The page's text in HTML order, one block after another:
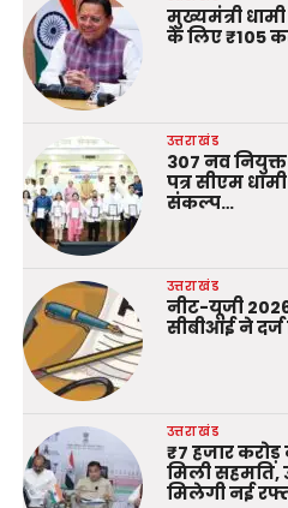
मुख्यमंत्री
के लिए ₹105
उत्तराखंड
307 नव नियुक्त
पत्र सीएम
संकल्प…
उत्तराखंड
नीट-यूजी
सीबीआई ने
उत्तराखंड
₹7 हजार
मिली सहमति,
मिलेगी नई